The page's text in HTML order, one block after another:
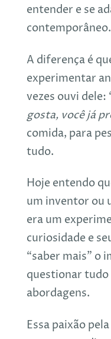
entender e se
contemporâneo.
A diferença é
experimentar
vezes ouvi dele:
gosta, você já
comida, para
tudo.
Hoje entendo
um inventor ou
era um
curiosidade e
“saber mais” o
questionar tudo
abordagens.
Essa paixão